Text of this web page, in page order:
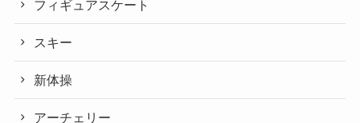
フィギュアスケート
スキー
新体操
アーチェリー